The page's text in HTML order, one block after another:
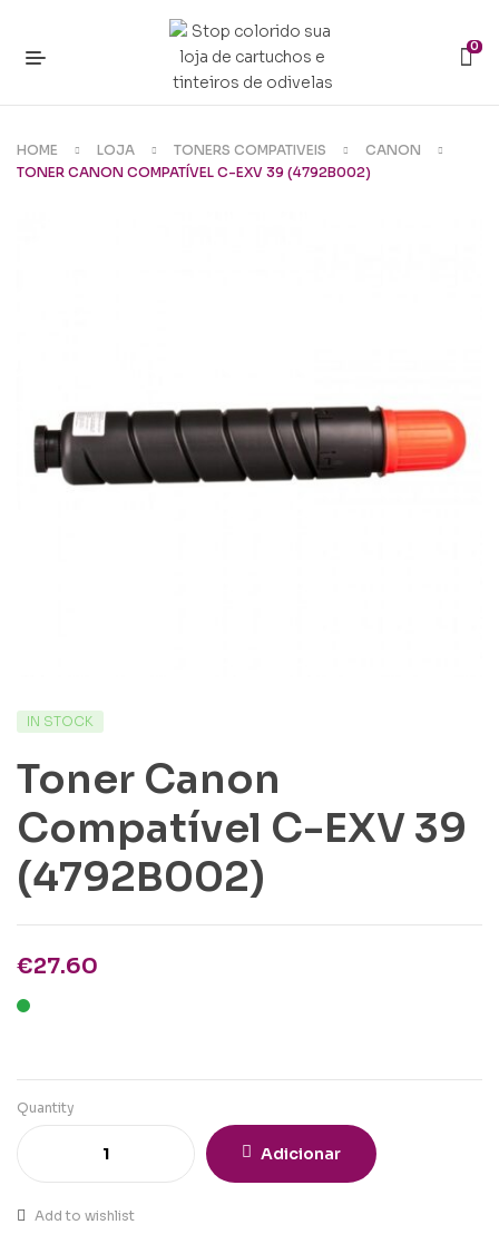
0
HOME LOJA TONERS COMPATIVEIS
CANON
TONER CANON COMPATÍVEL C-EXV 39 (4792B002)
IN STOCK
Toner Canon
Compatível C-EXV 39
(4792B002)
€27.60
Quantity
Adicionar
Add to wishlist